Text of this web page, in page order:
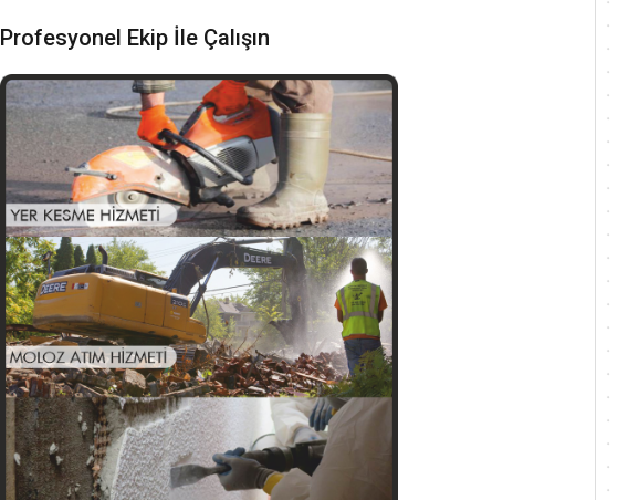
Profesyonel Ekip İle Çalışın